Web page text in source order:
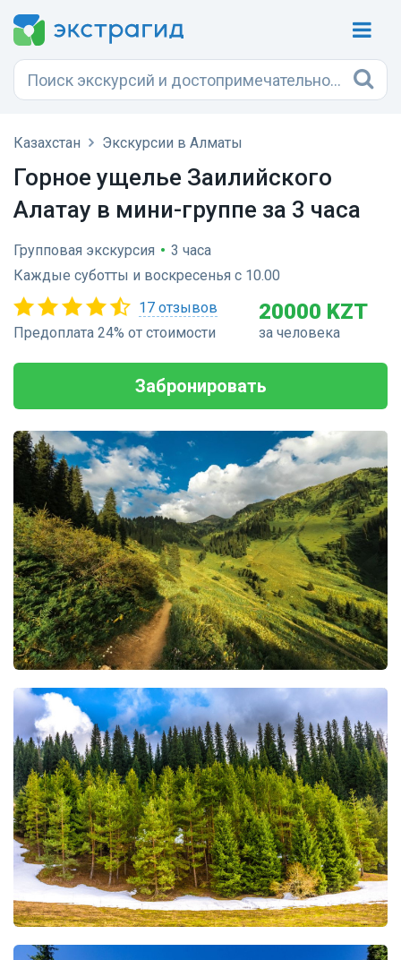
Казахстан Экскурсии в Алматы
Горное ущелье Заилийского
Алатау в мини-группе за 3 часа
Групповая экскурсия • 3 часа
Каждые суботты и воскресенья с 10.00
17 отзывов
Предоплата 24% от стоимости
20000 KZT
за человека
Забронировать